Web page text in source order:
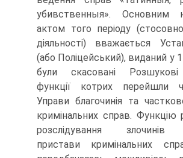
убивственныя». Основним
актом того періоду
діяльності) вважається
(або Поліцейський), виданий у
були скасовані Розшукові
функції котрих перейшли
Управи благочинія та
кримінальних справ. Функцію
розслідування злочинів
пристави кримінальних